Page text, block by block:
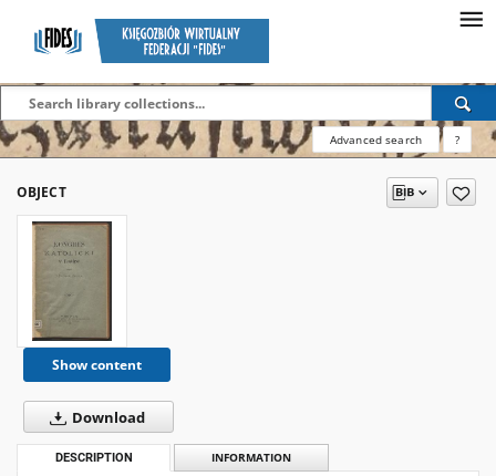
Advanced search ?
OBJECT
Show content
Download
DESCRIPTION INFORMATION